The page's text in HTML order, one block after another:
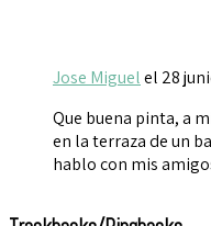
Jose Miguelel 28
Que buena pinta, a
en la terraza de un
hablo con mis